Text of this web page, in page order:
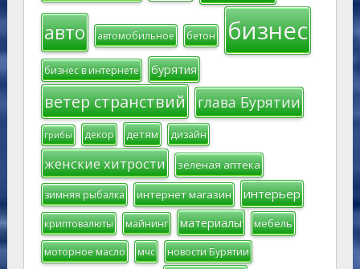
авто автомобильное бетон бизнес
бизнес в интернете бурятия
ветер странствий глава Бурятии
грибы декор детям дизайн
женские хитрости зеленая аптека
зимняя рыбалка интернет магазин интерьер
криптовалюты майнинг материалы мебель
моторное масло мчс новости Бурятии